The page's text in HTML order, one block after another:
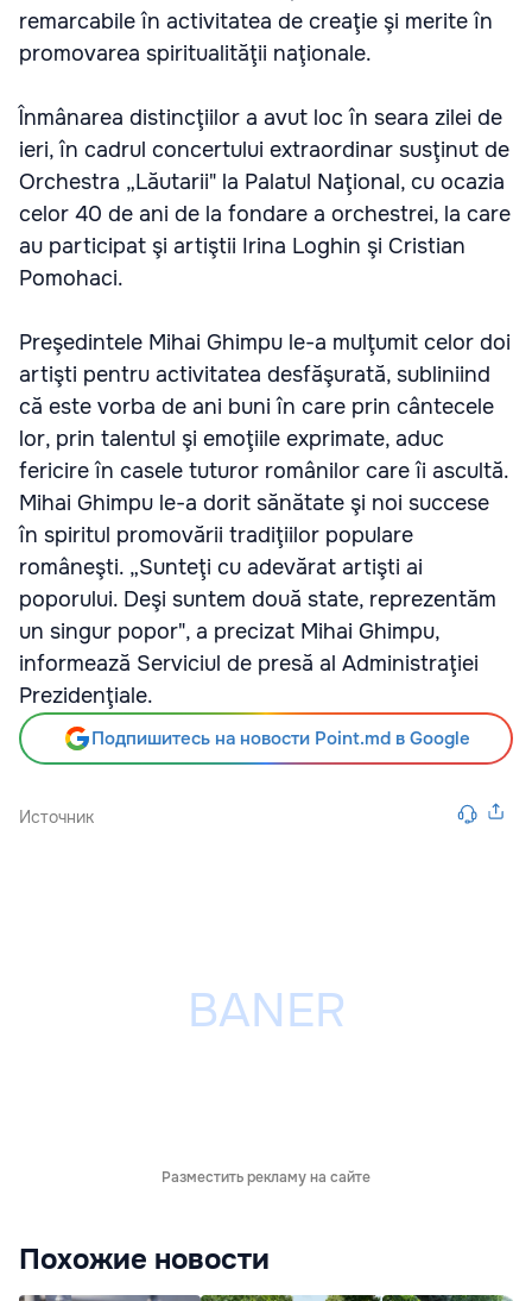
remarcabile în activitatea de creaţie şi merite în
promovarea spiritualităţii naţionale.
Înmânarea distincţiilor a avut loc în seara zilei de
ieri, în cadrul concertului extraordinar susţinut de
Orchestra „Lăutarii" la Palatul Naţional, cu ocazia
celor 40 de ani de la fondare a orchestrei, la care
au participat şi artiştii Irina Loghin şi Cristian
Pomohaci.
Preşedintele Mihai Ghimpu le-a mulţumit celor doi
artişti pentru activitatea desfăşurată, subliniind
că este vorba de ani buni în care prin cântecele
lor, prin talentul şi emoţiile exprimate, aduc
fericire în casele tuturor românilor care îi ascultă.
Mihai Ghimpu le-a dorit sănătate şi noi succese
în spiritul promovării tradiţiilor populare
româneşti. „Sunteţi cu adevărat artişti ai
poporului. Deşi suntem două state, reprezentăm
un singur popor", a precizat Mihai Ghimpu,
informează Serviciul de presă al Administraţiei
Prezidenţiale.
Подпишитесь на новости Point.md в Google
Источник
Разместить рекламу на сайте
Похожие новости